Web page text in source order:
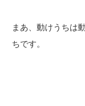
まあ、動けうちは
ちです。